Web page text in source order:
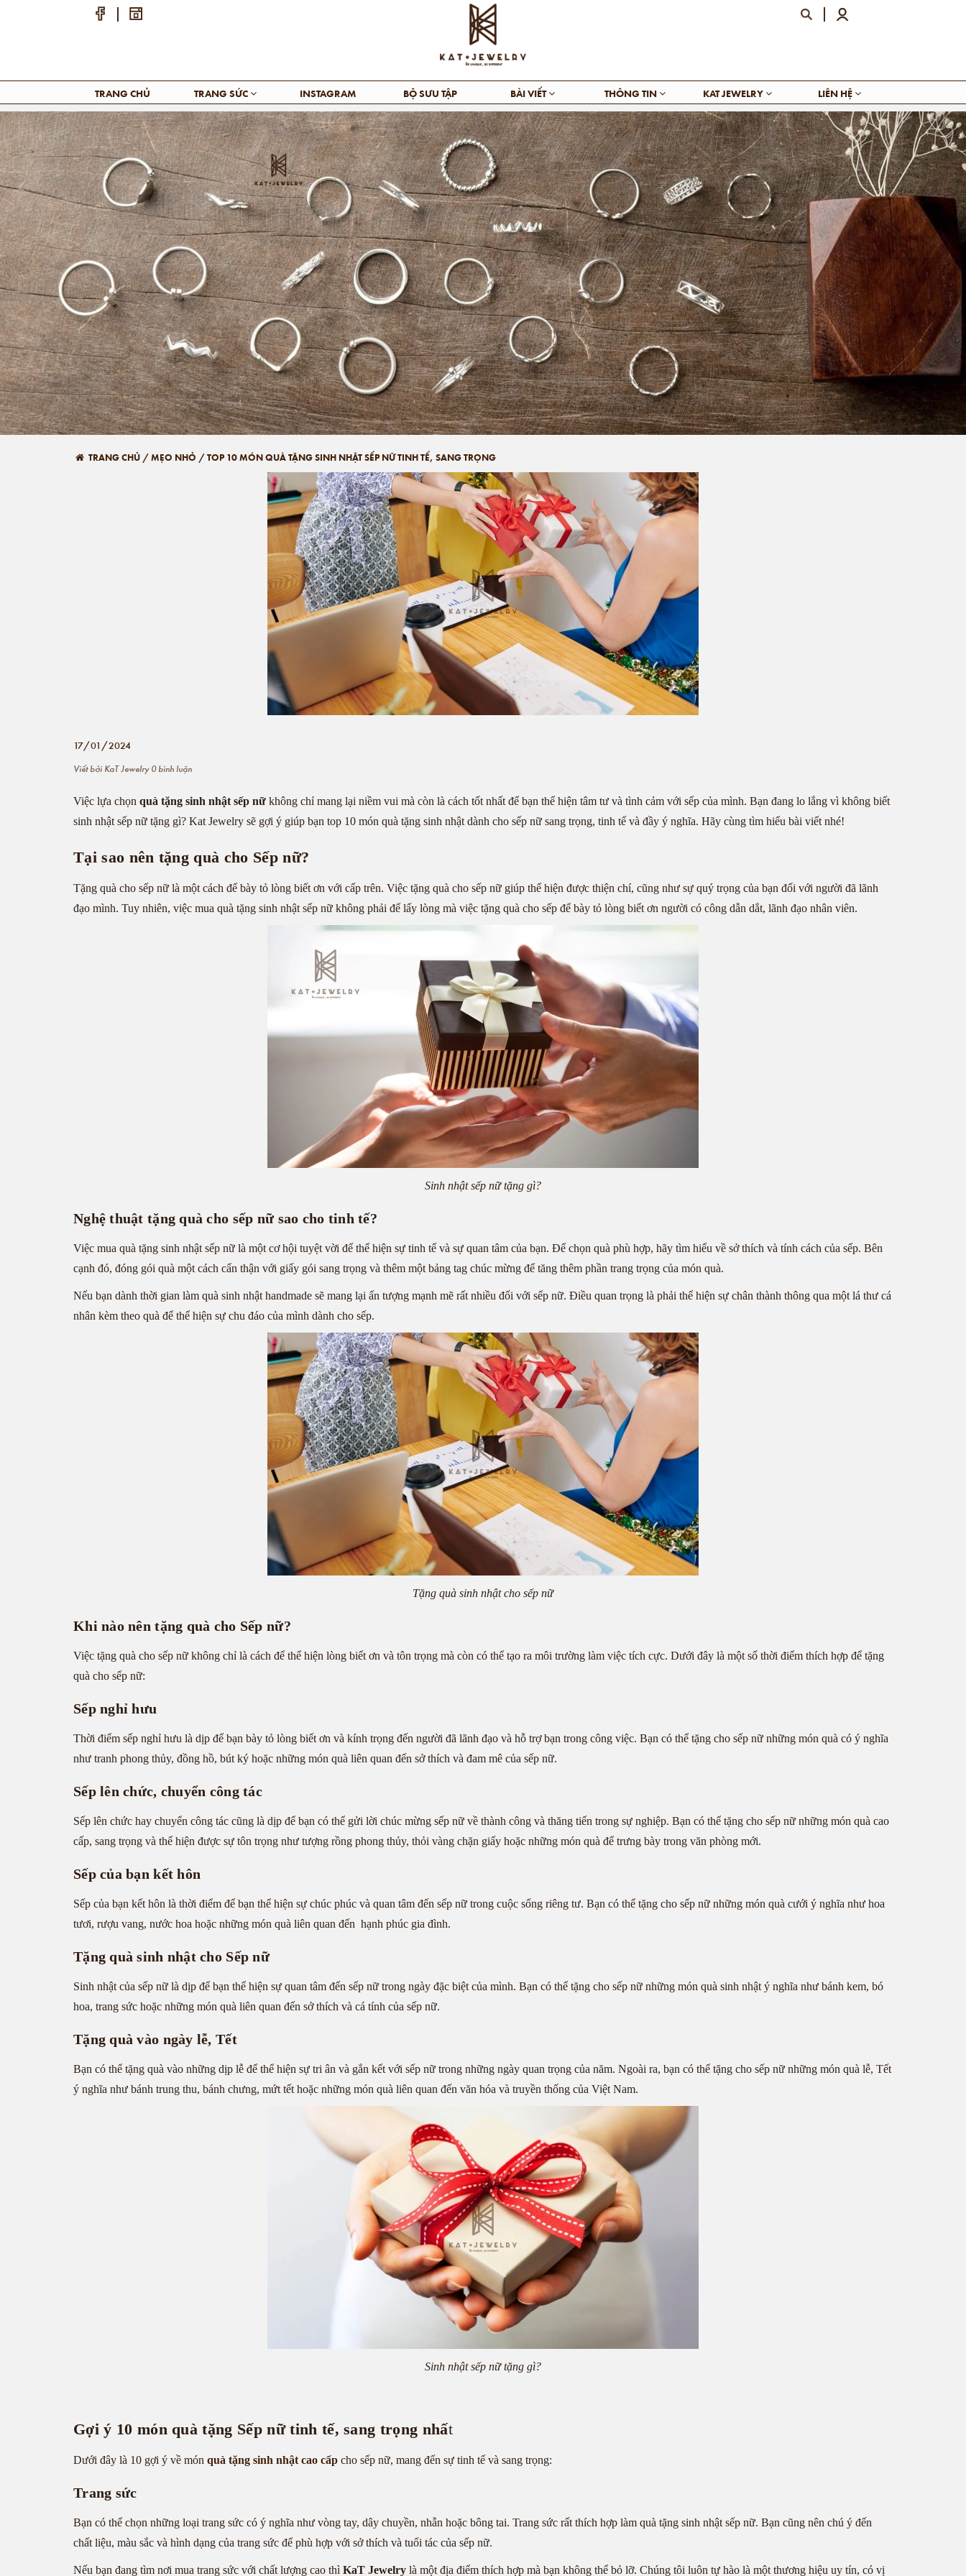
TRANG CHỦ TRANG SỨC INSTAGRAM BỘ SƯU TẬP BÀI VIẾT THÔNG TIN KAT JEWELRY LIÊN HỆ
TRANG CHỦ /MẸO NHỎ /TOP 10 MÓN QUÀ TẶNG SINH NHẬT SẾP NỮ TINH TẾ, SANG TRỌNG
17/01/2024
Viết bởi KaT Jewelry0 bình luận
Việc lựa chọn quà tặng sinh nhật sếp nữ không chỉ mang lại niềm vui mà còn là cách tốt nhất để bạn thể hiện tâm tư và tình cảm với sếp của mình. Bạn đang lo lắng vì không biết
sinh nhật sếp nữ tặng gì? Kat Jewelry sẽ gợi ý giúp bạn top 10 món quà tặng sinh nhật dành cho sếp nữ sang trọng, tinh tế và đầy ý nghĩa. Hãy cùng tìm hiểu bài viết nhé!
Tại sao nên tặng quà cho Sếp nữ?
Tặng quà cho sếp nữ là một cách để bày tỏ lòng biết ơn với cấp trên. Việc tặng quà cho sếp nữ giúp thể hiện được thiện chí, cũng như sự quý trọng của bạn đối với người đã lãnh
đạo mình. Tuy nhiên, việc mua quà tặng sinh nhật sếp nữ không phải để lấy lòng mà việc tặng quà cho sếp để bày tỏ lòng biết ơn người có công dẫn dắt, lãnh đạo nhân viên.
Sinh nhật sếp nữ tặng gì?
Nghệ thuật tặng quà cho sếp nữ sao cho tinh tế?
Việc mua quà tặng sinh nhật sếp nữ là một cơ hội tuyệt vời để thể hiện sự tinh tế và sự quan tâm của bạn. Để chọn quà phù hợp, hãy tìm hiểu về sở thích và tính cách của sếp. Bên
cạnh đó, đóng gói quà một cách cẩn thận với giấy gói sang trọng và thêm một bảng tag chúc mừng để tăng thêm phần trang trọng của món quà.
Nếu bạn dành thời gian làm quà sinh nhật handmade sẽ mang lại ấn tượng mạnh mẽ rất nhiều đối với sếp nữ. Điều quan trọng là phải thể hiện sự chân thành thông qua một lá thư cá
nhân kèm theo quà để thể hiện sự chu đáo của mình dành cho sếp.
Tặng quà sinh nhật cho sếp nữ
Khi nào nên tặng quà cho Sếp nữ?
Việc tặng quà cho sếp nữ không chỉ là cách để thể hiện lòng biết ơn và tôn trọng mà còn có thể tạo ra môi trường làm việc tích cực. Dưới đây là một số thời điểm thích hợp để tặng
quà cho sếp nữ:
Sếp nghỉ hưu
Thời điểm sếp nghỉ hưu là dịp để bạn bày tỏ lòng biết ơn và kính trọng đến người đã lãnh đạo và hỗ trợ bạn trong công việc. Bạn có thể tặng cho sếp nữ những món quà có ý nghĩa
như tranh phong thủy, đồng hồ, bút ký hoặc những món quà liên quan đến sở thích và đam mê của sếp nữ.
Sếp lên chức, chuyển công tác
Sếp lên chức hay chuyển công tác cũng là dịp để bạn có thể gửi lời chúc mừng sếp nữ về thành công và thăng tiến trong sự nghiệp. Bạn có thể tặng cho sếp nữ những món quà cao
cấp, sang trọng và thể hiện được sự tôn trọng như tượng rồng phong thủy, thỏi vàng chặn giấy hoặc những món quà để trưng bày trong văn phòng mới.
Sếp của bạn kết hôn
Sếp của bạn kết hôn là thời điểm để bạn thể hiện sự chúc phúc và quan tâm đến sếp nữ trong cuộc sống riêng tư. Bạn có thể tặng cho sếp nữ những món quà cưới ý nghĩa như hoa
tươi, rượu vang, nước hoa hoặc những món quà liên quan đến hạnh phúc gia đình.
Tặng quà sinh nhật cho Sếp nữ
Sinh nhật của sếp nữ là dịp để bạn thể hiện sự quan tâm đến sếp nữ trong ngày đặc biệt của mình. Bạn có thể tặng cho sếp nữ những món quà sinh nhật ý nghĩa như bánh kem, bó
hoa, trang sức hoặc những món quà liên quan đến sở thích và cá tính của sếp nữ.
Tặng quà vào ngày lễ, Tết
Bạn có thể tặng quà vào những dịp lễ để thể hiện sự tri ân và gắn kết với sếp nữ trong những ngày quan trọng của năm. Ngoài ra, bạn có thể tặng cho sếp nữ những món quà lễ, Tết
ý nghĩa như bánh trung thu, bánh chưng, mứt tết hoặc những món quà liên quan đến văn hóa và truyền thống của Việt Nam.
Sinh nhật sếp nữ tặng gì?
Gợi ý 10 món quà tặng Sếp nữ tinh tế, sang trọng nhất
Dưới đây là 10 gợi ý về món quà tặng sinh nhật cao cấp cho sếp nữ, mang đến sự tinh tế và sang trọng:
Trang sức
Bạn có thể chọn những loại trang sức có ý nghĩa như vòng tay, dây chuyền, nhẫn hoặc bông tai. Trang sức rất thích hợp làm quà tặng sinh nhật sếp nữ. Bạn cũng nên chú ý đến
chất liệu, màu sắc và hình dạng của trang sức để phù hợp với sở thích và tuổi tác của sếp nữ.
Nếu bạn đang tìm nơi mua trang sức với chất lượng cao thì KaT Jewelry là một địa điểm thích hợp mà bạn không thể bỏ lỡ. Chúng tôi luôn tự hào là một thương hiệu uy tín, có vị